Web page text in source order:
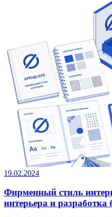
19.02.2024
Фирменный стиль
интерьера и разработка